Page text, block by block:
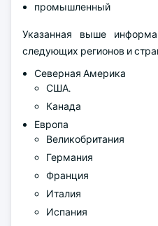
промышленный
Указанная выше
следующих регионов и
Северная Америка
США.
Канада
Европа
Великобритания
Германия
Франция
Италия
Испания